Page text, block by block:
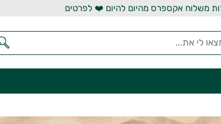
משלוח אקספרס מהיום להיום ❤️ לפרטים